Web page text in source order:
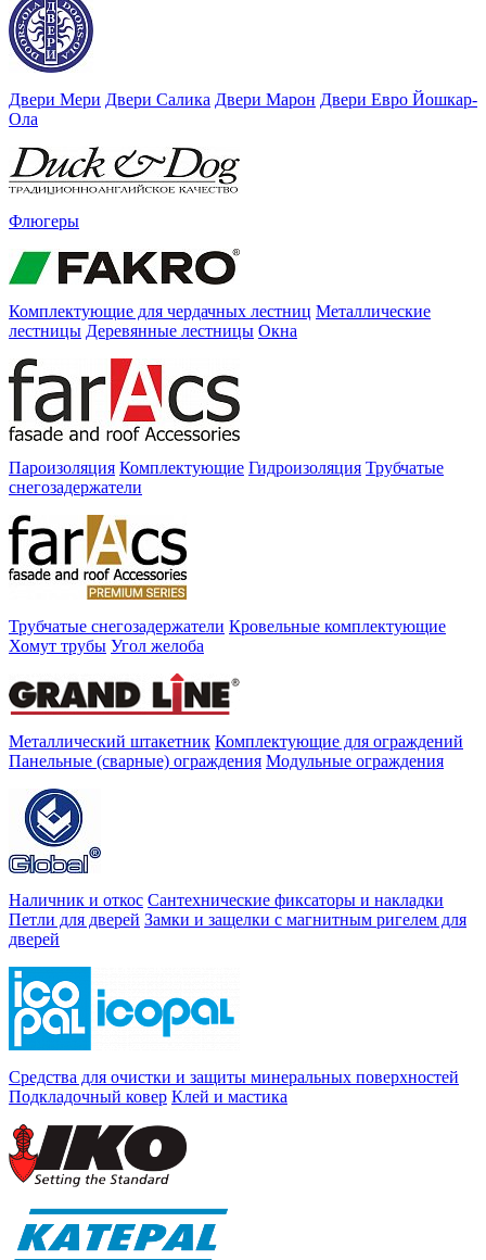
Двери Мери Двери Салика Двери Марон Двери Евро Йошкар-
Ола
Флюгеры
Комплектующие для чердачных лестниц Металлические
лестницы Деревянные лестницы Окна
Пароизоляция Комплектующие Гидроизоляция Трубчатые
снегозадержатели
Трубчатые снегозадержатели Кровельные комплектующие
Хомут трубы Угол желоба
Металлический штакетник Комплектующие для ограждений
Панельные (сварные) ограждения Модульные ограждения
Наличник и откос Сантехнические фиксаторы и накладки
Петли для дверей Замки и защелки с магнитным ригелем для
дверей
Средства для очистки и защиты минеральных поверхностей
Подкладочный ковер Клей и мастика